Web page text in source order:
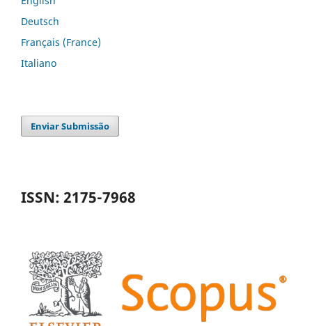
Deutsch
Français (France)
Italiano
Enviar Submissão
ISSN: 2175-7968